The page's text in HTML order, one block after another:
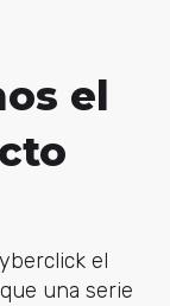
el
el
una serie